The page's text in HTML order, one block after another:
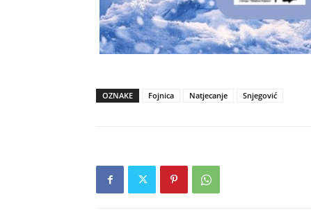
OZNAKE Fojnica Natjecanje Snjegović